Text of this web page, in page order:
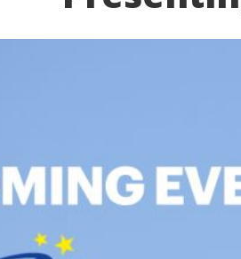
Modifier les cookies